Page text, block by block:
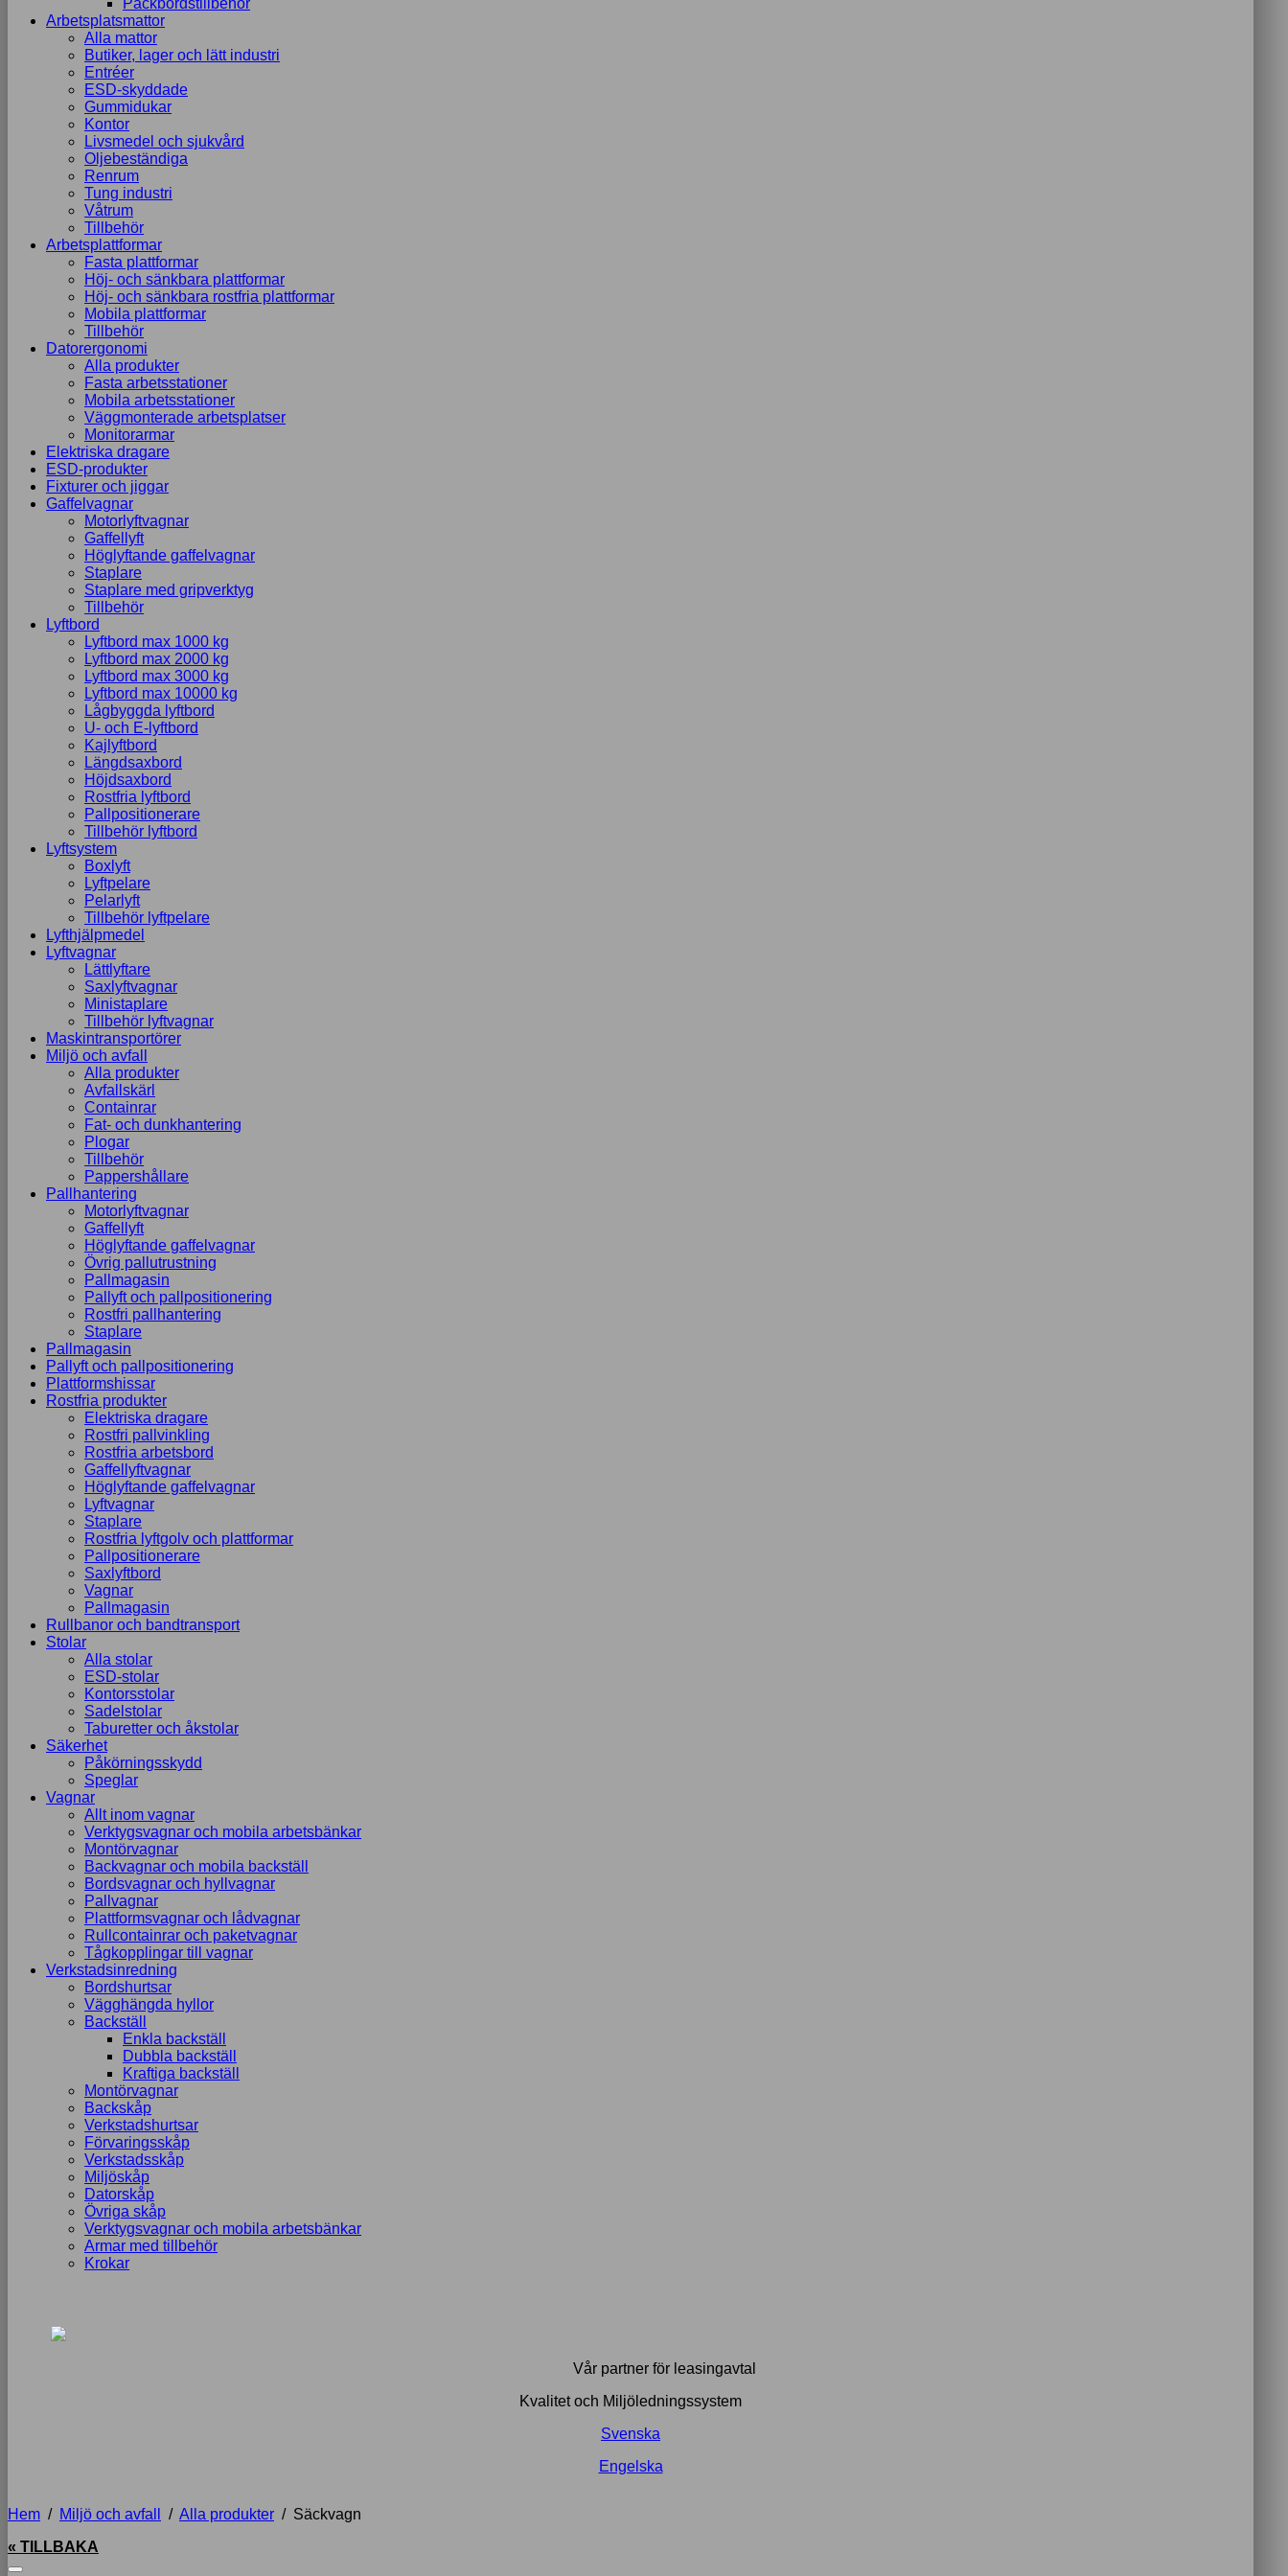
Packbordstillbehör
Arbetsplatsmattor
Alla mattor
Butiker, lager och lätt industri
Entréer
ESD-skyddade
Gummidukar
Kontor
Livsmedel och sjukvård
Oljebeständiga
Renrum
Tung industri
Våtrum
Tillbehör
Arbetsplattformar
Fasta plattformar
Höj- och sänkbara plattformar
Höj- och sänkbara rostfria plattformar
Mobila plattformar
Tillbehör
Datorergonomi
Alla produkter
Fasta arbetsstationer
Mobila arbetsstationer
Väggmonterade arbetsplatser
Monitorarmar
Elektriska dragare
ESD-produkter
Fixturer och jiggar
Gaffelvagnar
Motorlyftvagnar
Gaffellyft
Höglyftande gaffelvagnar
Staplare
Staplare med gripverktyg
Tillbehör
Lyftbord
Lyftbord max 1000 kg
Lyftbord max 2000 kg
Lyftbord max 3000 kg
Lyftbord max 10000 kg
Lågbyggda lyftbord
U- och E-lyftbord
Kajlyftbord
Längdsaxbord
Höjdsaxbord
Rostfria lyftbord
Pallpositionerare
Tillbehör lyftbord
Lyftsystem
Boxlyft
Lyftpelare
Pelarlyft
Tillbehör lyftpelare
Lyfthjälpmedel
Lyftvagnar
Lättlyftare
Saxlyftvagnar
Ministaplare
Tillbehör lyftvagnar
Maskintransportörer
Miljö och avfall
Alla produkter
Avfallskärl
Containrar
Fat- och dunkhantering
Plogar
Tillbehör
Pappershållare
Pallhantering
Motorlyftvagnar
Gaffellyft
Höglyftande gaffelvagnar
Övrig pallutrustning
Pallmagasin
Pallyft och pallpositionering
Rostfri pallhantering
Staplare
Pallmagasin
Pallyft och pallpositionering
Plattformshissar
Rostfria produkter
Elektriska dragare
Rostfri pallvinkling
Rostfria arbetsbord
Gaffellyftvagnar
Höglyftande gaffelvagnar
Lyftvagnar
Staplare
Rostfria lyftgolv och plattformar
Pallpositionerare
Saxlyftbord
Vagnar
Pallmagasin
Rullbanor och bandtransport
Stolar
Alla stolar
ESD-stolar
Kontorsstolar
Sadelstolar
Taburetter och åkstolar
Säkerhet
Påkörningsskydd
Speglar
Vagnar
Allt inom vagnar
Verktygsvagnar och mobila arbetsbänkar
Montörvagnar
Backvagnar och mobila backställ
Bordsvagnar och hyllvagnar
Pallvagnar
Plattformsvagnar och lådvagnar
Rullcontainrar och paketvagnar
Tågkopplingar till vagnar
Verkstadsinredning
Bordshurtsar
Vägghängda hyllor
Backställ
Enkla backställ
Dubbla backställ
Kraftiga backställ
Montörvagnar
Backskåp
Verkstadshurtsar
Förvaringsskåp
Verkstadsskåp
Miljöskåp
Datorskåp
Övriga skåp
Verktygsvagnar och mobila arbetsbänkar
Armar med tillbehör
Krokar
Vår partner för leasingavtal
Kvalitet och Miljöledningssystem
Svenska
Engelska
Hem / Miljö och avfall / Alla produkter / Säckvagn
« TILLBAKA